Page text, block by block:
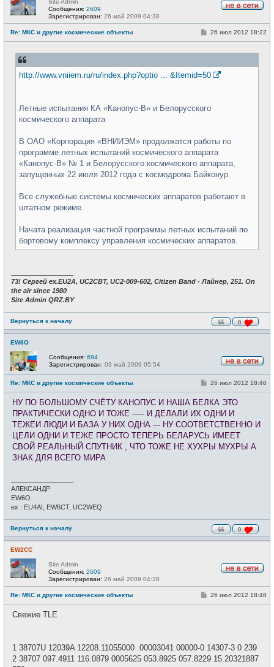
с
е
Site Admin
Сообщения: 2609
Зарегистрирован: 26 май 2009 04:38
Re: МКС и другие космические объекты
0
С
б
е
н
26 июл 2012 18:22
http://www.vniiem.ru/ru/index.php?optio ... &Itemid=50
Летные испытания КА «Канопус-В» и Белорусского
космического аппарата
В ОАО «Корпорация «ВНИИЭМ» продолжатся работы по
программе летных испытаний космического аппарата
«Канопус-В» № 1 и Белорусского космического аппарата,
запущенных 22 июля 2012 года с космодрома Байконур.
Все служебные системы космических аппаратов работают в
штатном режиме.
Начата реализация частной программы летных испытаний по
бортовому комплексу управления космических аппаратов.
73! Сергей ex.EU2A, UC2CBT, UC2-009-602, Citizen Band - Лайнер, 251. On
the air since 1980
Site Admin QRZ.BY
Вернуться к началу
EW6O
в
с
Сообщения: 694
Зарегистрирован: 03 май 2009 05:54
Re: МКС и другие космические объекты
0
С
б
щ
е
н
и
26 июл 2012 18:46
НУ ПО БОЛЬШОМУ СЧЁТУ КАНОПУС И НАША БЕЛКА ЭТО
ПРАКТИЧЕСКИ ОДНО И ТОЖЕ ----- И ДЕЛАЛИ ИХ ОДНИ И
ТЕЖЕИ ЛЮДИ И БАЗА У НИХ ОДНА --- НУ СООТВЕТСТВЕННО И
ЦЕЛИ ОДНИ И ТЕЖЕ ПРОСТО ТЕПЕРЬ БЕЛАРУСЬ ИМЕЕТ
СВОЙ РЕАЛЬНЫЙ СПУТНИК , ЧТО ТОЖЕ НЕ ХУХРЫ МУХРЫ А
ЗНАК ДЛЯ ВСЕГО МИРА
АЛЕКСАНДР
EW6O
ex : EU4AI, EW6CT, UC2WEQ
Вернуться к началу
EW2CC
в
с
е
Site Admin
Сообщения: 2609
Зарегистрирован: 26 май 2009 04:38
Re: МКС и другие космические объекты
С
и
26 июл 2012 18:48
Cвежие TLE
1 38707U 12039A 12208.11055000 .00003041 00000-0 14307-3 0 239
2 38707 097.4911 116.0879 0005625 053.8925 057.8229 15.20321887